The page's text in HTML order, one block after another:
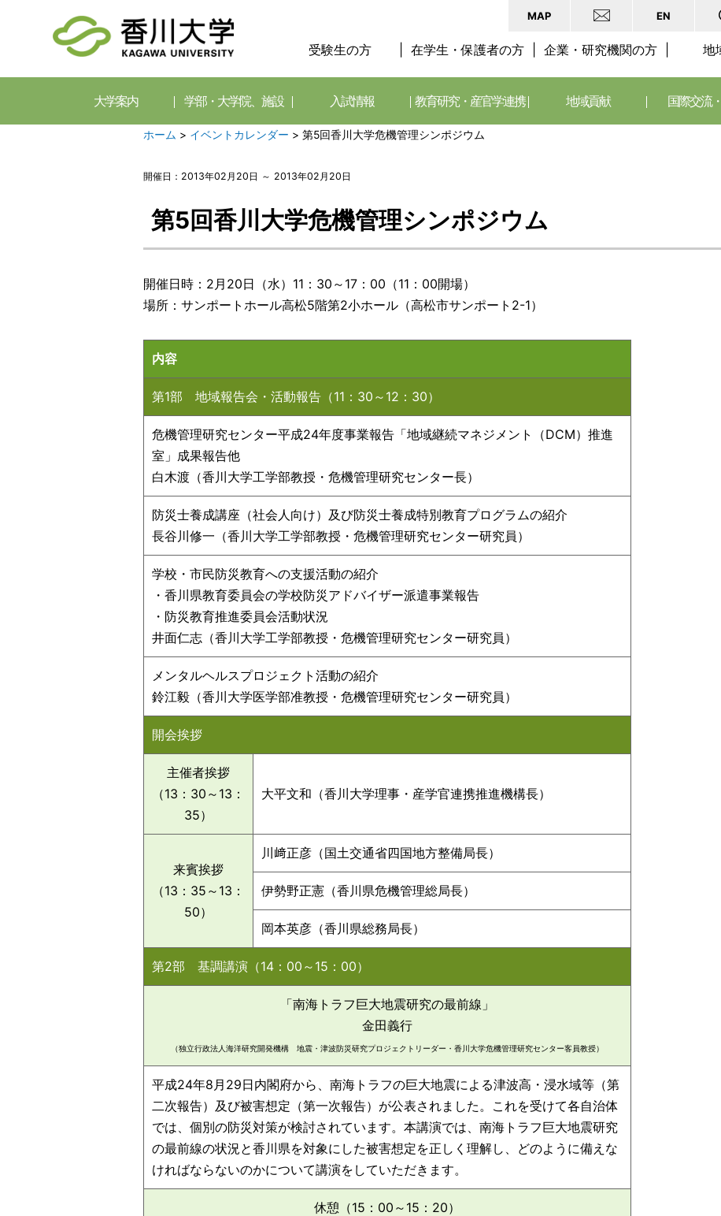
MAP EN
受験生の方 在学生・保護者の方 企業・研究機関の方 地
大学案内 学部・大学院、施設 入試情報 教育研究・産官学連携 地域貢献 国際交流
ホーム > イベントカレンダー > 第5回香川大学危機管理シンポジウム
開催日：2013年02月20日 ～ 2013年02月20日
第5回香川大学危機管理シンポジウム
開催日時：2月20日（水）11：30～17：00（11：00開場）
場所：サンポートホール高松5階第2小ホール（高松市サンポート2-1）
内容
第1部 地域報告会・活動報告（11：30～12：30）
危機管理研究センター平成24年度事業報告「地域継続マネジメント（DCM）推進
室」成果報告他
白木渡（香川大学工学部教授・危機管理研究センター長）
防災士養成講座（社会人向け）及び防災士養成特別教育プログラムの紹介
長谷川修一（香川大学工学部教授・危機管理研究センター研究員）
学校・市民防災教育への支援活動の紹介
・香川県教育委員会の学校防災アドバイザー派遣事業報告
・防災教育推進委員会活動状況
井面仁志（香川大学工学部教授・危機管理研究センター研究員）
メンタルヘルスプロジェクト活動の紹介
鈴江毅（香川大学医学部准教授・危機管理研究センター研究員）
開会挨拶
主催者挨拶
（13：30～13：
35）
大平文和（香川大学理事・産学官連携推進機構長）
来賓挨拶
（13：35～13：
50）
川﨑正彦（国土交通省四国地方整備局長）
伊勢野正憲（香川県危機管理総局長）
岡本英彦（香川県総務局長）
第2部 基調講演（14：00～15：00）
「南海トラフ巨大地震研究の最前線」
金田義行
（独立行政法人海洋研究開発機構 地震・津波防災研究プロジェクトリーダー・香川大学危機管理研究センター客員教授）
平成24年8月29日内閣府から、南海トラフの巨大地震による津波高・浸水域等（第
二次報告）及び被害想定（第一次報告）が公表されました。これを受けて各自治体
では、個別の防災対策が検討されています。本講演では、南海トラフ巨大地震研究
の最前線の状況と香川県を対象にした被害想定を正しく理解し、どのように備えな
ければならないのかについて講演をしていただきます。
休憩（15：00～15：20）